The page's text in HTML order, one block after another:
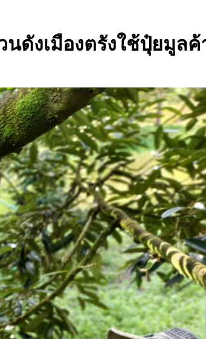
ดังเมืองตรังใช้ปุ๋ยมูล